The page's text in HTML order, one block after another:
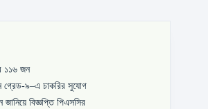
১১৬ জন
গ্রেড-৯–এ চাকরির সুযোগ
বিজ্ঞপ্তি পিএসসির